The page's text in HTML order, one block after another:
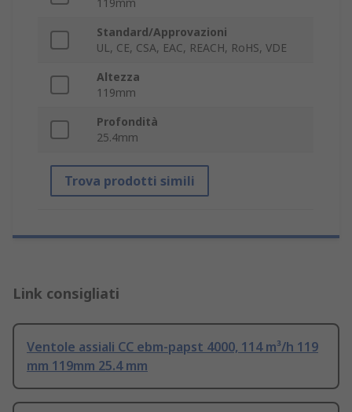
119mm
Standard/Approvazioni
UL, CE, CSA, EAC, REACH, RoHS, VDE
Altezza
119mm
Profondità
25.4mm
Trova prodotti simili
Link consigliati
Ventole assiali CC ebm-papst 4000, 114 m³/h 119
mm 119mm 25.4 mm